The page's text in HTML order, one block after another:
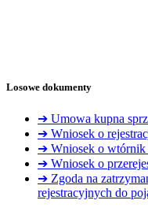
Losowe dokumenty
➔ Umowa kupna
➔ Wniosek o
➔ Wniosek o wtórnik
➔ Wniosek o
➔ Zgoda na
rejestracyjnych do